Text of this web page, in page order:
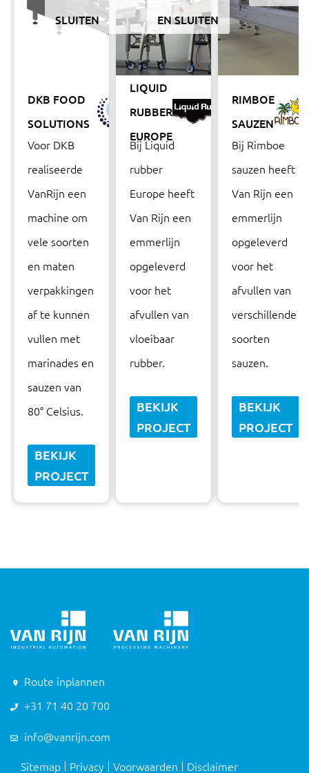
SLUITEN
DKB FOOD
SOLUTIONS
Voor DKB
realiseerde
VanRijn een
machine om
vele soorten
en maten
verpakkingen
af te kunnen
vullen met
marinades en
sauzen van
80° Celsius.
BEKIJK
PROJECT
EN SLUITEN
LIQUID
RUBBER
EUROPE
Bij Liquid
rubber
Europe heeft
Van Rijn een
emmerlijn
opgeleverd
voor het
afvullen van
vloeibaar
rubber.
BEKIJK
PROJECT
RIMBOE
SAUZEN
Bij Rimboe
sauzen heeft
Van Rijn een
emmerlijn
opgeleverd
voor het
afvullen van
verschillende
soorten
sauzen.
BEKIJK
PROJECT
Route inplannen
+31 71 40 20 700
info@vanrijn.com
Sitemap Privacy Voorwaarden Disclaimer